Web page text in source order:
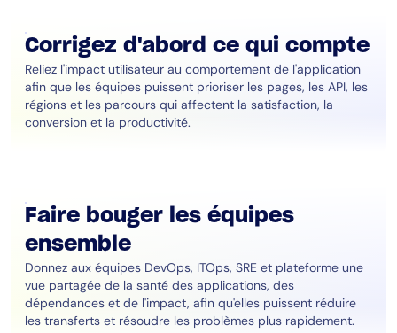
Corrigez d'abord ce qui compte
Reliez l'impact utilisateur au comportement de l'application
afin que les équipes puissent prioriser les pages, les API, les
régions et les parcours qui affectent la satisfaction, la
conversion et la productivité.
Faire bouger les équipes
ensemble
Donnez aux équipes DevOps, ITOps, SRE et plateforme une
vue partagée de la santé des applications, des
dépendances et de l'impact, afin qu'elles puissent réduire
les transferts et résoudre les problèmes plus rapidement.